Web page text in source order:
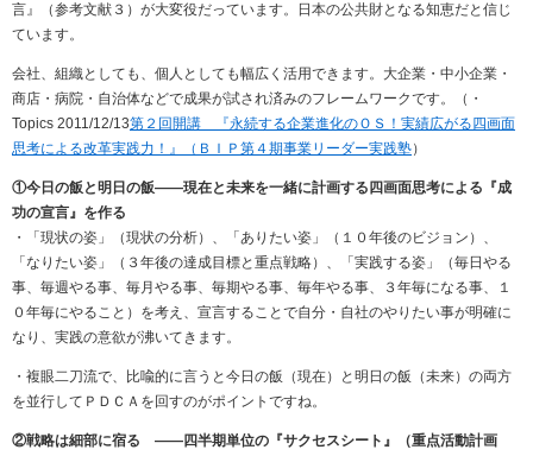
言』（参考文献３）が大変役だっています。日本の公共財となる知恵だと信じ
ています。
会社、組織としても、個人としても幅広く活用できます。大企業・中小企業・
商店・病院・自治体などで成果が試され済みのフレームワークです。（・
Topics 2011/12/13第２回開講 『永続する企業進化のＯＳ！実績広がる四画面
思考による改革実践力！』（ＢＩＰ第４期事業リーダー実践塾）
①今日の飯と明日の飯――現在と未来を一緒に計画する四画面思考による『成
功の宣言』を作る
・「現状の姿」（現状の分析）、「ありたい姿」（１０年後のビジョン）、
「なりたい姿」（３年後の達成目標と重点戦略）、「実践する姿」（毎日やる
事、毎週やる事、毎月やる事、毎期やる事、毎年やる事、３年毎になる事、１
０年毎にやること）を考え、宣言することで自分・自社のやりたい事が明確に
なり、実践の意欲が沸いてきます。
・複眼二刀流で、比喩的に言うと今日の飯（現在）と明日の飯（未来）の両方
を並行してＰＤＣＡを回すのがポイントですね。
②戦略は細部に宿る ――四半期単位の『サクセスシート』（重点活動計画